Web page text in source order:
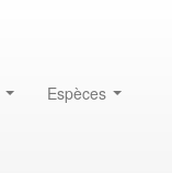
Espèces